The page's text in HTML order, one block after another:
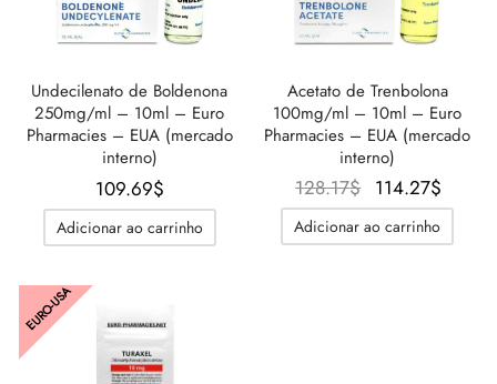
Undecilenato de Boldenona
250mg/ml – 10ml – Euro
Pharmacies – EUA (mercado
interno)
109.69$
Adicionar ao carrinho
Acetato de Trenbolona
100mg/ml – 10ml – Euro
Pharmacies – EUA (mercado
interno)
128.17$ O preço
original
era:
114.27$
atual
Adicionar ao carrinho
EURO-USA